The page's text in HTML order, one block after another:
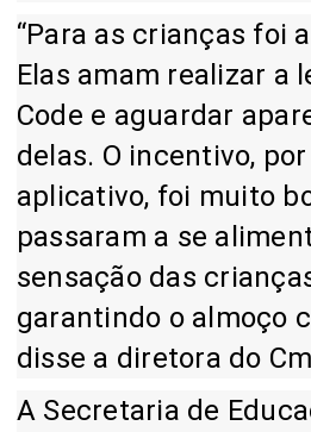
“Para as crianças foi
Elas amam realizar a
Code e aguardar
delas. O incentivo,
aplicativo, foi muito
passaram a se
sensação das
garantindo o almoço
disse a diretora do
A Secretaria de